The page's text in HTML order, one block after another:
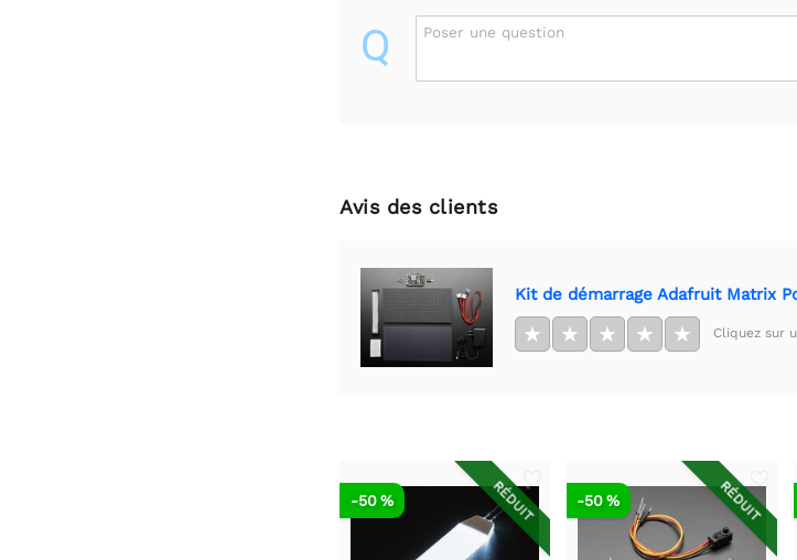
Q Poser une question
Avis des clients
Kit de démarrage Adafruit Matrix
★ ★ ★ ★ ★ Cliquez sur
RÉDUIT
-50 % RÉDUIT
-50 %